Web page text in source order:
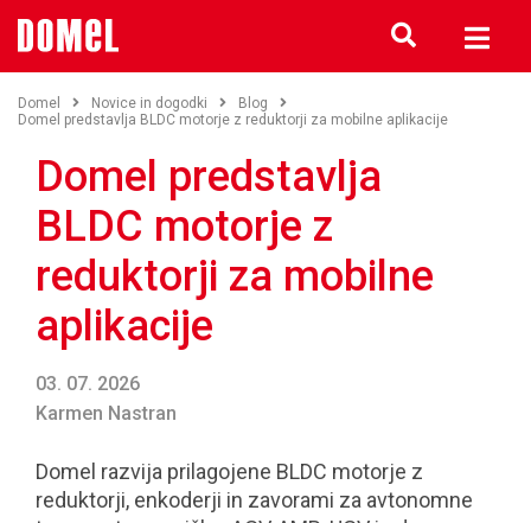
Domel Novice in dogodki
Blog
Domel predstavlja BLDC motorje z reduktorji za mobilne aplikacije
Domel predstavlja
BLDC motorje z
reduktorji za mobilne
aplikacije
03. 07. 2026
Karmen Nastran
Domel razvija prilagojene BLDC motorje z
reduktorji, enkoderji in zavorami za avtonomne